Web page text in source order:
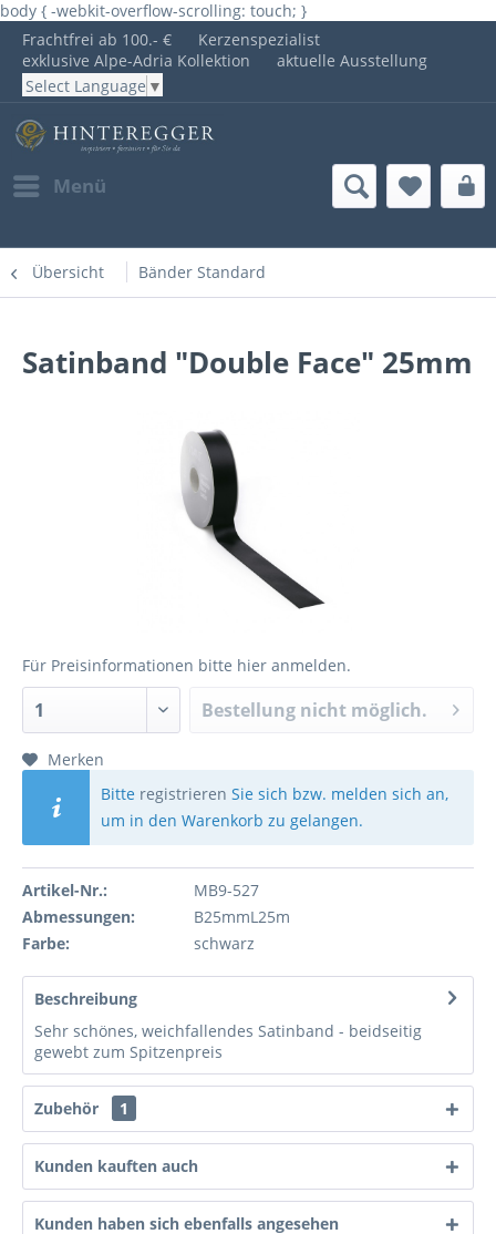
body { -webkit-overflow-scrolling: touch; }
Frachtfrei ab 100.- €
Kerzenspezialist
exklusive Alpe-Adria Kollektion
aktuelle Ausstellung
Select Language ▼
Menü
Übersicht Bänder Standard
Satinband "Double Face" 25mm
Für Preisinformationen bitte hier anmelden.
Bestellung nicht möglich.
Merken
Bitte registrieren Sie sich bzw. melden sich an,
um in den Warenkorb zu gelangen.
Artikel-Nr.:
MB9-527
Abmessungen:
B25mmL25m
Farbe:
schwarz
Beschreibung
Sehr schönes, weichfallendes Satinband - beidseitig
gewebt zum Spitzenpreis
Zubehör 1
Kunden kauften auch
Kunden haben sich ebenfalls angesehen